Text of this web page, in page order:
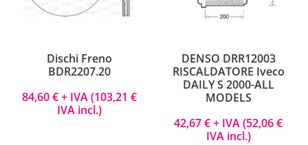
Dischi Freno
BDR2207.20
84,60€+ IVA (103,21€
IVA incl.)
DENSO DRR12003
RISCALDATORE Iveco
DAILY S 2000-ALL
MODELS
42,67€+ IVA (52,06€
IVA incl.)